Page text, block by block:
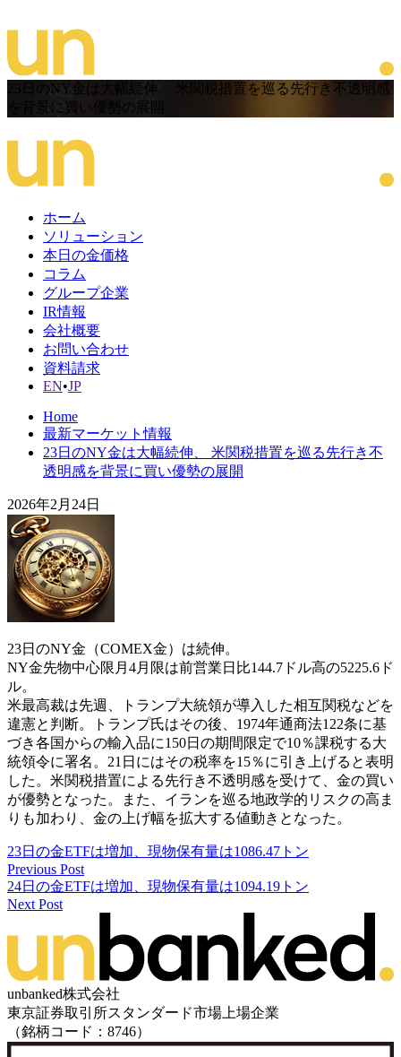
23日のNY金は大幅続伸、 米関税措置を巡る先行き不透明感
を背景に買い優勢の展開
ホーム
ソリューション
本日の金価格
コラム
グループ企業
IR情報
会社概要
お問い合わせ
資料請求
EN•JP
Home
最新マーケット情報
23日のNY金は大幅続伸、 米関税措置を巡る先行き不
透明感を背景に買い優勢の展開
2026年2月24日
23日のNY金（COMEX金）は続伸。
NY金先物中心限月4月限は前営業日比144.7ドル高の5225.6ド
ル。
米最高裁は先週、トランプ大統領が導入した相互関税などを
違憲と判断。トランプ氏はその後、1974年通商法122条に基
づき各国からの輸入品に150日の期間限定で10％課税する大
統領令に署名。21日にはその税率を15％に引き上げると表明
した。米関税措置による先行き不透明感を受けて、金の買い
が優勢となった。また、イランを巡る地政学的リスクの高ま
りも加わり、金の上げ幅を拡大する値動きとなった。
23日の金ETFは増加、現物保有量は1086.47トン
Previous Post
24日の金ETFは増加、現物保有量は1094.19トン
Next Post
unbanked株式会社
東京証券取引所スタンダード市場上場企業
（銘柄コード：8746）